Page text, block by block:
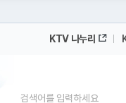
KTV 나누리
검색